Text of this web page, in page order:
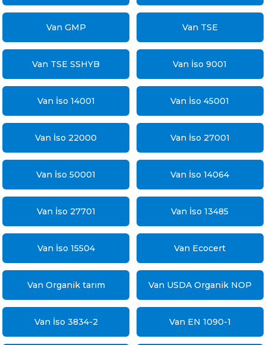
ÖNEMİ
SÜREÇ
Van GMP Van TSE
Van TSE SSHYB Van İso 9001
Van İso 14001 Van İso 45001
Van İso 22000 Van İso 27001
Van İso 50001 Van İso 14064
Van İso 27701 Van İso 13485
Van İso 15504 Van Ecocert
Van Organik tarım Van USDA Organik NOP
Van İso 3834-2 Van EN 1090-1